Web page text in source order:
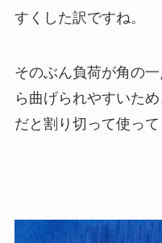
すくした訳ですね。
そのぶん負荷が角の
ら曲げられやすいた
だと割り切って使って